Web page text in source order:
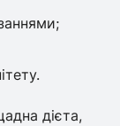
дієта,